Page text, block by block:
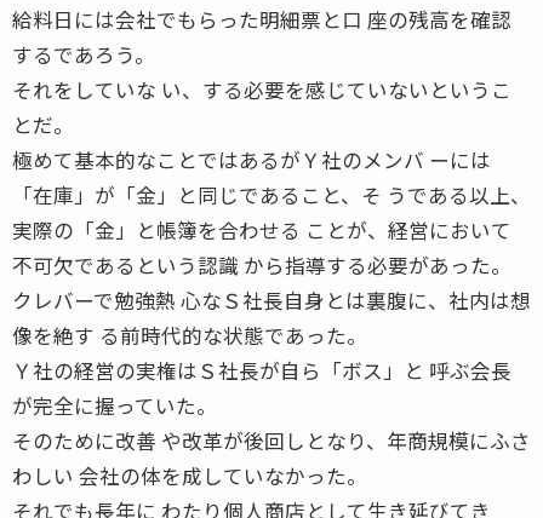
給料日には会社でもらった明細票と口 座の残高を確認
するであろう。
それをしていな い、する必要を感じていないというこ
とだ。
極めて基本的なことではあるがＹ社のメンバ ーには
「在庫」が「金」と同じであること、そ うである以上、
実際の「金」と帳簿を合わせる ことが、経営において
不可欠であるという認識 から指導する必要があった。
クレバーで勉強熱 心なＳ社長自身とは裏腹に、社内は想
像を絶す る前時代的な状態であった。
Ｙ社の経営の実権はＳ社長が自ら「ボス」と 呼ぶ会長
が完全に握っていた。
そのために改善 や改革が後回しとなり、年商規模にふさ
わしい 会社の体を成していなかった。
それでも長年に わたり個人商店として生き延びてき